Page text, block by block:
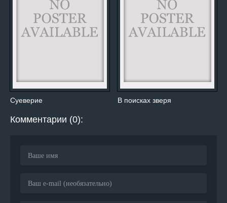
Суеверие В поисках зверя
Комментарии (0):